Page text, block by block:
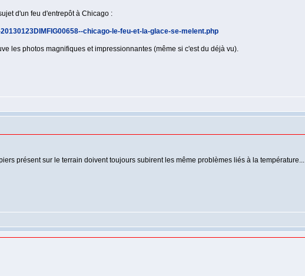
d'un feu d'entrepôt à Chicago :
chicago-le-feu-et-la-glace-se-melent.php
les photos magnifiques et impressionnantes (même si c'est du déjà vu).
présent sur le terrain doivent toujours subirent les même problèmes liés à la température...